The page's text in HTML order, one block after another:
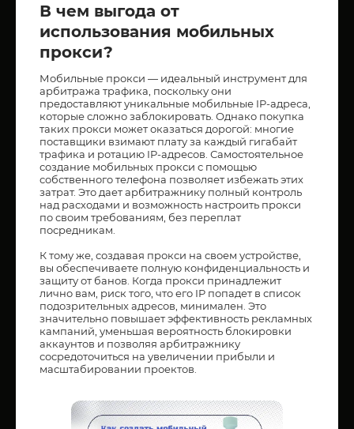
В чем выгода от
использования мобильных
прокси?
Мобильные прокси — идеальный инструмент для
арбитража трафика, поскольку они
предоставляют уникальные мобильные IP-адреса,
которые сложно заблокировать. Однако покупка
таких прокси может оказаться дорогой: многие
поставщики взимают плату за каждый гигабайт
трафика и ротацию IP-адресов. Самостоятельное
создание мобильных прокси с помощью
собственного телефона позволяет избежать этих
затрат. Это дает арбитражнику полный контроль
над расходами и возможность настроить прокси
по своим требованиям, без переплат
посредникам.
К тому же, создавая прокси на своем устройстве,
вы обеспечиваете полную конфиденциальность и
защиту от банов. Когда прокси принадлежит
лично вам, риск того, что его IP попадет в список
подозрительных адресов, минимален. Это
значительно повышает эффективность рекламных
кампаний, уменьшая вероятность блокировки
аккаунтов и позволяя арбитражнику
сосредоточиться на увеличении прибыли и
масштабировании проектов.